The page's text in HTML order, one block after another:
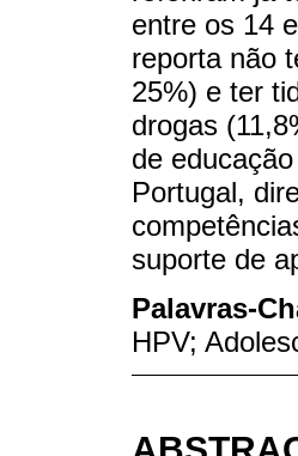
entre os 14
reporta não
25%) e ter
drogas
de
Portugal,
suporte de
Palavras-
HPV;